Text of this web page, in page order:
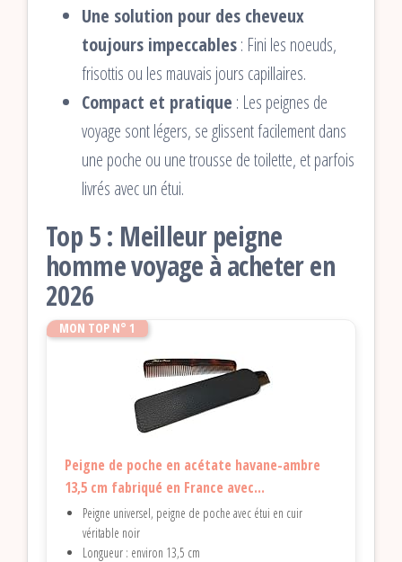
Une solution pour des cheveux
toujours impeccables: Fini les noeuds,
frisottis ou les mauvais jours capillaires.
Compact et pratique : Les peignes de
voyage sont légers, se glissent facilement dans
une poche ou une trousse de toilette, et parfois
livrés avec un étui.
Top 5 : Meilleur peigne
homme voyage à acheter en
2026
MON TOP N° 1
Peigne de poche en acétate havane-ambre
13,5 cm fabriqué en France avec...
Peigne universel, peigne de poche avec étui en cuir
véritable noir
Longueur : environ 13,5 cm